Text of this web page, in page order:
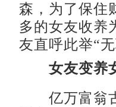
森，为了保住
多的女友收养
友直呼此举“无
女友变养女
亿万富翁古